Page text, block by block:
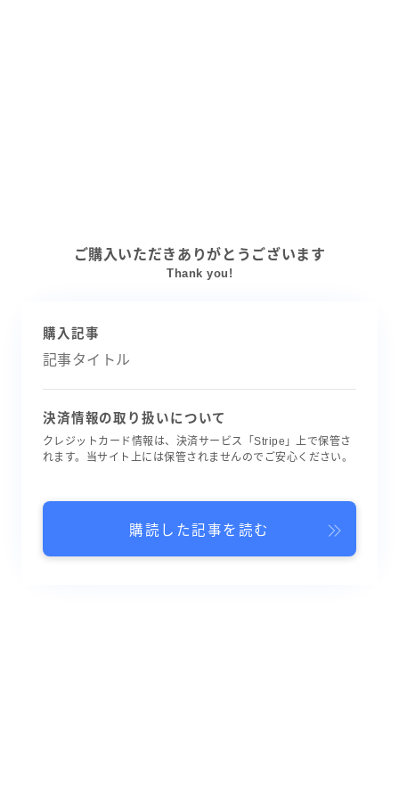
ご購入いただきありがとうございます
Thank you!
購入記事
記事タイトル
決済情報の取り扱いについて
クレジットカード情報は、決済サービス「Stripe」上で保管さ
れます。当サイト上には保管されませんのでご安心ください。
購読した記事を読む